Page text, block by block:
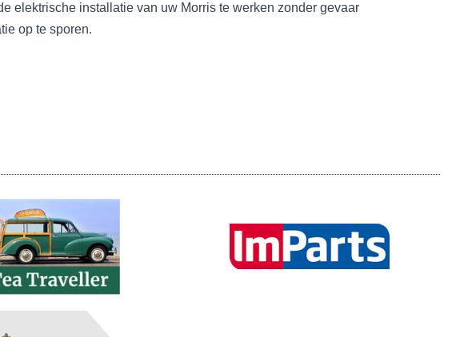
elektrische installatie van uw Morris te werken zonder gevaar
op te sporen.